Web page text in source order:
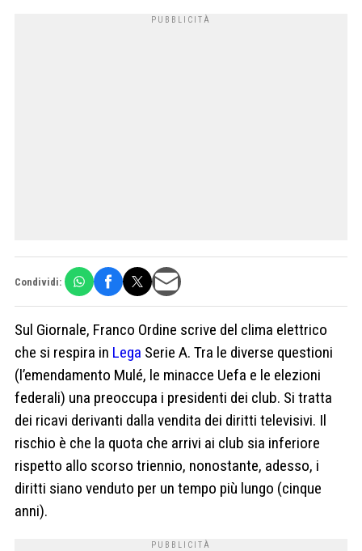
Condividi:
Sul Giornale, Franco Ordine scrive del clima elettrico
che si respira in Lega Serie A. Tra le diverse questioni
(l’emendamento Mulé, le minacce Uefa e le elezioni
federali) una preoccupa i presidenti dei club. Si tratta
dei ricavi derivanti dalla vendita dei diritti televisivi. Il
rischio è che la quota che arrivi ai club sia inferiore
rispetto allo scorso triennio, nonostante, adesso, i
diritti siano venduto per un tempo più lungo (cinque
anni).